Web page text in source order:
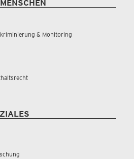
& Monitoring